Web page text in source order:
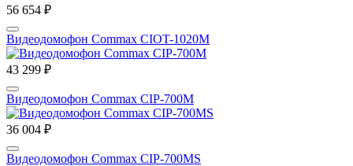
56 654 ₽
Видеодомофон Commax CIOT-1020M
43 299 ₽
Видеодомофон Commax CIP-700M
36 004 ₽
Видеодомофон Commax CIP-700MS